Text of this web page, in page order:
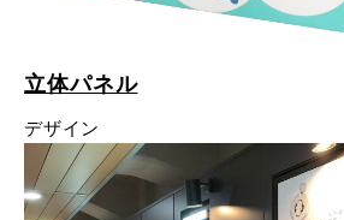
立体パネル
デザイン